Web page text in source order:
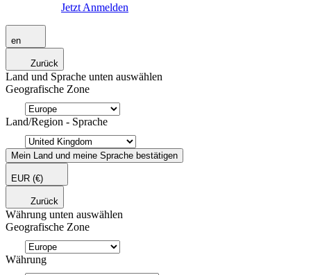
Jetzt Anmelden
en
Zurück
Land und Sprache unten auswählen
Geografische Zone
Land/Region - Sprache
Mein Land und meine Sprache bestätigen
EUR (€)
Zurück
Währung unten auswählen
Geografische Zone
Währung